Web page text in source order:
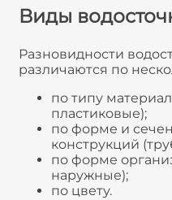
Виды
Разновидности
различаются по
по типу
пластиковые);
по форме и
конструкций
по форме
наружные);
по цвету.